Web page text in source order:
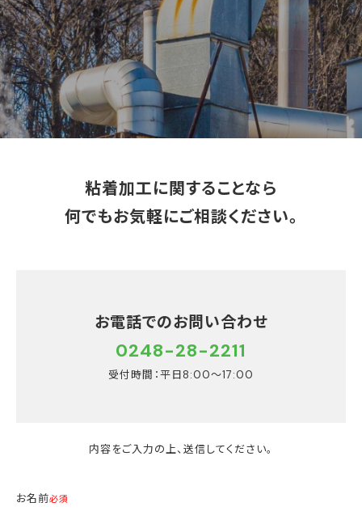
粘着加工に関することなら
何でもお気軽にご相談ください。
お電話でのお問い合わせ
0248-28-2211
受付時間：平日8:00〜17:00
内容をご入力の上、送信してください。
お名前必須